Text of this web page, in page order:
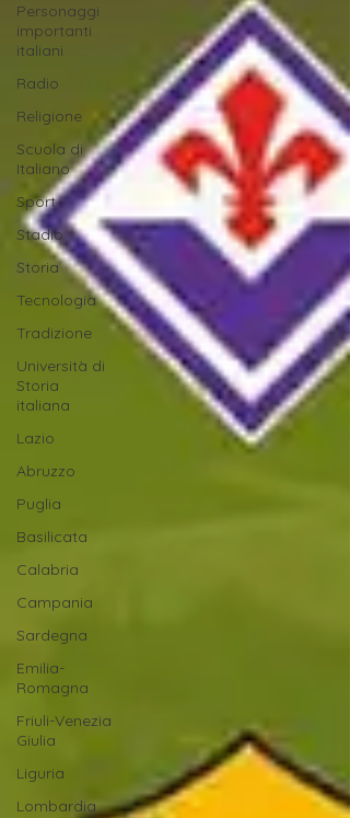
Personaggi
importanti
italiani
Radio
Religione
Scuola di
Italiano
Sport
Stadio
Storia
Tecnologia
Tradizione
Università di
Storia
italiana
Lazio
Abruzzo
Puglia
Basilicata
Calabria
Campania
Sardegna
Emilia-
Romagna
Friuli-Venezia
Giulia
Liguria
Lombardia